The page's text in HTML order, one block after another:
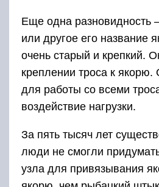
Еще одна
или другое его название
очень старый и крепкий.
креплении троса к якорю.
для работы со всеми
воздействие нагрузки.
За пять тысяч лет
люди не смогли
узла для привязывания